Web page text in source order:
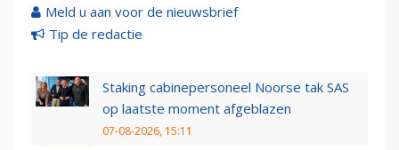
Meld u aan voor de nieuwsbrief
Tip de redactie
Staking cabinepersoneel Noorse tak SAS
op laatste moment afgeblazen
07-08-2026, 15:11